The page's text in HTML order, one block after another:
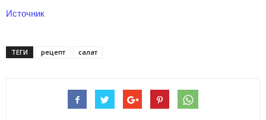
Источник
ТЕГИ рецепт салат